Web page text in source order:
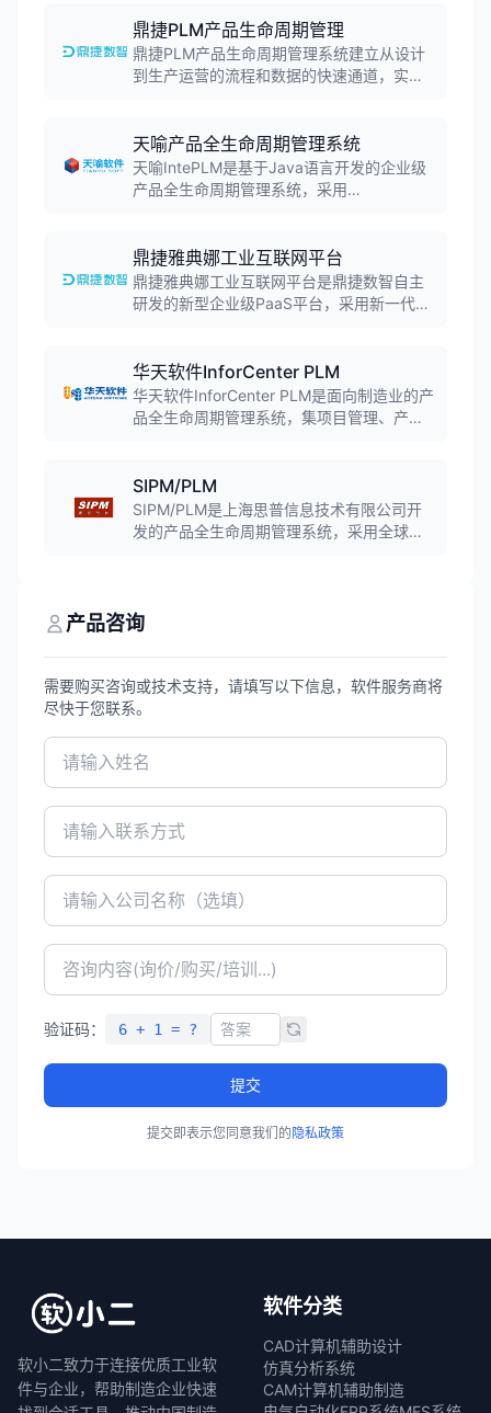
开发、质量管理等功能，广泛应用于航空航
天、汽车、电子等制造行业。
鼎捷PLM产品生命周期管理
鼎捷PLM产品生命周期管理系统建立从设计
到生产运营的流程和数据的快速通道，实现
同及售后服务全业务流程，帮助企业提升研
发效率与市场竞争力。
天喻产品全生命周期管理系统
天喻IntePLM是基于Java语言开发的企业级
产品全生命周期管理系统，采用
概念设计、产品设计、工艺规划到生产制造
的全价值链业务及数据管理，是国内首个走
出国门的国产PLM系统。
鼎捷雅典娜工业互联网平台
鼎捷雅典娜工业互联网平台是鼎捷数智自主
研发的新型企业级PaaS平台，采用新一代数
五大中台为支撑，助力企业实现数智驱动和
智能化变革。
华天软件InforCenter PLM
华天软件InforCenter PLM是面向制造业的产
品全生命周期管理系统，集项目管理、产品
理，帮助企业规范研发流程，缩短产品研发
周期，降低成本，提高产品质量。
SIPM/PLM
SIPM/PLM是上海思普信息技术有限公司开
发的产品全生命周期管理系统，采用全球领
产品咨询
需要购买咨询或技术支持，请填写以下信息，软件服务商将
尽快于您联系。
验证码： 6 + 1 = ?
提交
提交即表示您同意我们的隐私政策
软小二致力于连接优质工业软
件与企业，帮助制造企业快速
软件分类
CAD计算机辅助设计
仿真分析系统
CAM计算机辅助制造